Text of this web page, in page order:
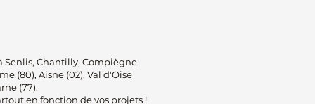
Senlis, Chantilly, Compiègne
(80), Aisne (02), Val d'Oise
(77).
en fonction de vos projets !